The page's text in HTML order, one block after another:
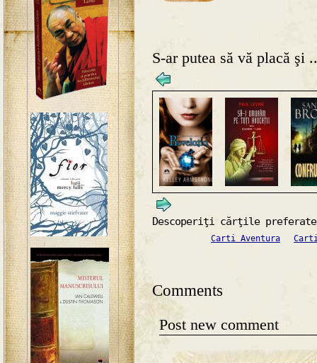
S-ar putea să vă placă şi
Descoperiţi cărţile
Carti Aventura
Comments
Post new comment